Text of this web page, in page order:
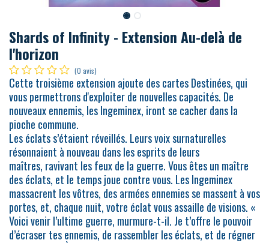
Shards of Infinity - Extension Au-delà de
l'horizon
(0 avis)
Cette troisième extension ajoute des cartes Destinées, qui
vous permettrons d'exploiter de nouvelles capacités. De
nouveaux ennemis, les Ingeminex, iront se cacher dans la
pioche commune.
Les éclats s’étaient réveillés. Leurs voix surnaturelles
résonnaient à nouveau dans les esprits de leurs
maîtres, ravivant les feux de la guerre. Vous êtes un maître
des éclats, et le temps joue contre vous. Les Ingeminex
massacrent les vôtres, des armées ennemies se massent à vos
portes, et, chaque nuit, votre éclat vous assaille de visions. «
Voici venir l’ultime guerre, murmure-t-il. Je t’offre le pouvoir
d’écraser tes ennemis, de rassembler les éclats, et de régner